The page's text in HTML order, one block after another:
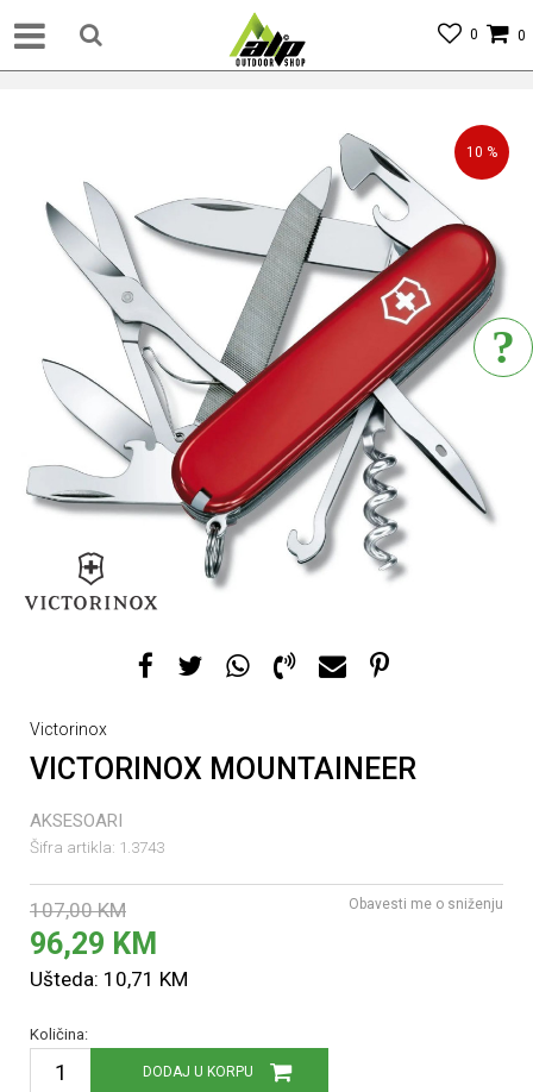
0
0
10 %
Victorinox
VICTORINOX MOUNTAINEER
AKSESOARI
Šifra artikla: 1.3743
107,00 KM
96,29 KM
Ušteda: 10,71 KM
Obavesti me o sniženju
Količina:
DODAJ U KORPU